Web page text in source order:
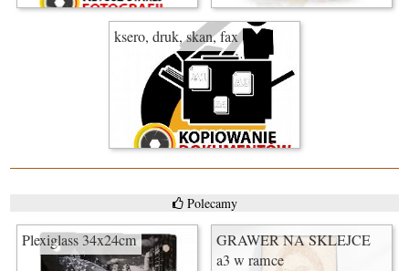
ksero, druk, skan, fax
Polecamy
Plexiglass 34x24cm
GRAWER NA SKLEJCE
a3 w ramce